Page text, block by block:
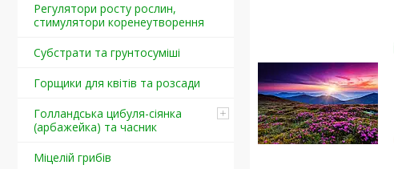
Регулятори росту рослин,
стимулятори коренеутворення
Cубстрати та грунтосуміші
Горщики для квітів та розсади
Голландська цибуля-сіянка
(арбажейка) та часник
Міцелій грибів